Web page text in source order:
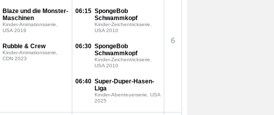
Blaze und die Monster-
Maschinen
Kinder-Animationsserie,
USA 2019
Rubble & Crew
Kinder-Animationsserie,
CDN 2023
06:15 SpongeBob
Schwammkopf
Kinder-Zeichentrickserie,
USA 2010
06:30 SpongeBob
Schwammkopf
Kinder-Zeichentrickserie,
USA 2010
06:40 Super-Duper-Hasen-
Liga
Kinder-Abenteuerserie, USA
2025
6